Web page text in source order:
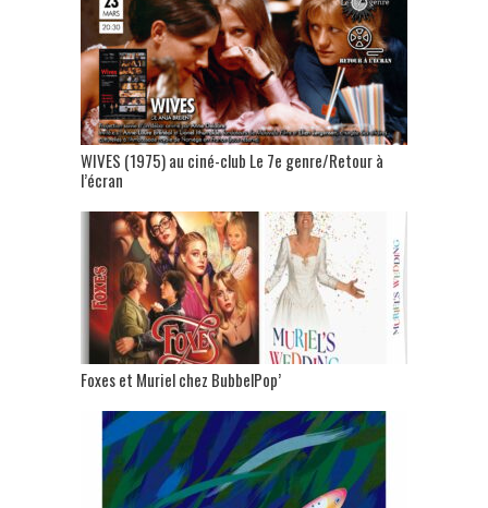
WIVES (1975) au ciné-club Le 7e genre/Retour à
l’écran
Foxes et Muriel chez BubbelPop’